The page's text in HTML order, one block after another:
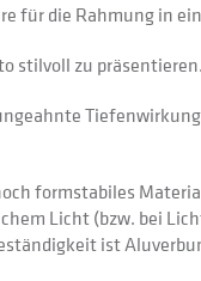
für die Rahmung in
stilvoll zu
formstabiles
Licht (bzw. bei
ist